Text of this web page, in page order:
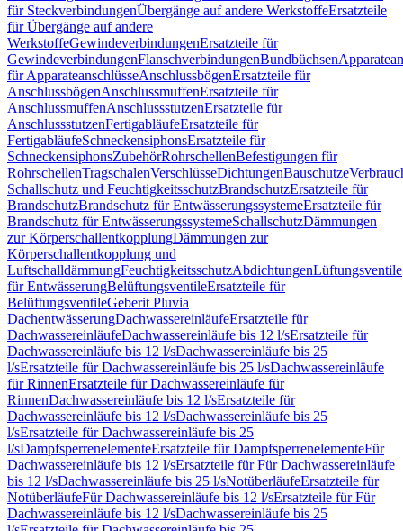
für SteckverbindungenÜbergänge auf andere WerkstoffeErsatzteile
für Übergänge auf andere
WerkstoffeGewindeverbindungenErsatzteile für
GewindeverbindungenFlanschverbindungenBundbüchsen
für ApparateanschlüsseAnschlussbögenErsatzteile für
AnschlussbögenAnschlussmuffenErsatzteile für
AnschlussmuffenAnschlussstutzenErsatzteile für
AnschlussstutzenFertigabläufeErsatzteile für
FertigabläufeSchneckensiphonsErsatzteile für
SchneckensiphonsZubehörRohrschellenBefestigungen für
RohrschellenTragschalenVerschlüsseDichtungenBauschutze
Schallschutz und FeuchtigkeitsschutzBrandschutzErsatzteile für
BrandschutzBrandschutz für EntwässerungssystemeErsatzteile für
Brandschutz für EntwässerungssystemeSchallschutzDämmungen
zur KörperschallentkopplungDämmungen zur
Körperschallentkopplung und
LuftschalldämmungFeuchtigkeitsschutzAbdichtungenLüftungsventile
für EntwässerungBelüftungsventileErsatzteile für
BelüftungsventileGeberit Pluvia
DachentwässerungDachwassereinläufeErsatzteile für
DachwassereinläufeDachwassereinläufe bis 12 l/sErsatzteile für
Dachwassereinläufe bis 12 l/sDachwassereinläufe bis 25
l/sErsatzteile für Dachwassereinläufe bis 25 l/sDachwassereinläufe
für RinnenErsatzteile für Dachwassereinläufe für
RinnenDachwassereinläufe bis 12 l/sErsatzteile für
Dachwassereinläufe bis 12 l/sDachwassereinläufe bis 25
l/sErsatzteile für Dachwassereinläufe bis 25
l/sDampfsperrenelementeErsatzteile für DampfsperrenelementeFür
Dachwassereinläufe bis 12 l/sErsatzteile für Für Dachwassereinläufe
bis 12 l/sDachwassereinläufe bis 25 l/sNotüberläufeErsatzteile für
NotüberläufeFür Dachwassereinläufe bis 12 l/sErsatzteile für Für
Dachwassereinläufe bis 12 l/sDachwassereinläufe bis 25